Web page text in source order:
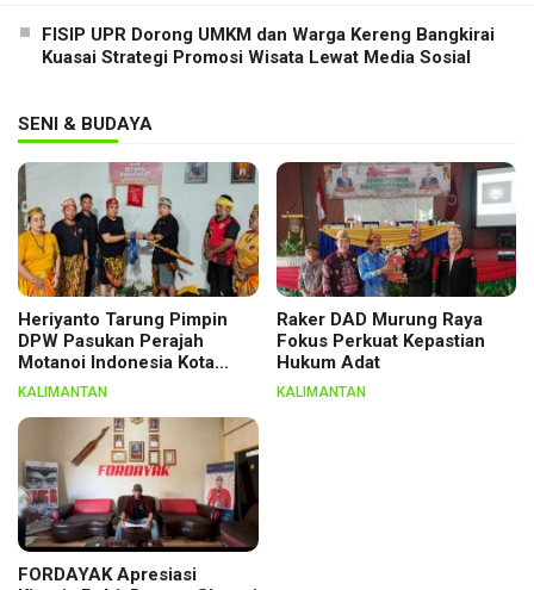
FISIP UPR Dorong UMKM dan Warga Kereng Bangkirai
Kuasai Strategi Promosi Wisata Lewat Media Sosial
SENI & BUDAYA
Heriyanto Tarung Pimpin
DPW Pasukan Perajah
Motanoi Indonesia Kota
Palangka Raya, Dikukuhkan
KALIMANTAN
Raker DAD Murung Raya
Fokus Perkuat Kepastian
Hukum Adat
KALIMANTAN
FORDAYAK Apresiasi